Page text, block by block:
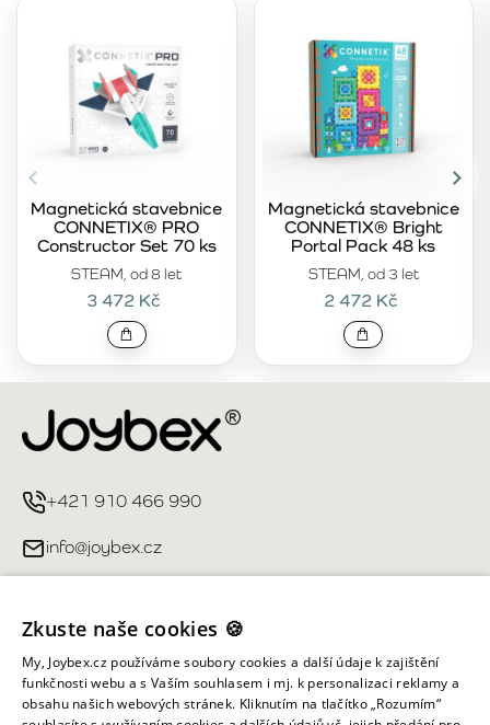
STEAM, od 8 let
Magnetická stavebnice
CONNETIX® PRO
Constructor Set 70 ks
3 472 Kč
STEAM, od 3 let
Magnetická stavebnice
CONNETIX® Bright
Portal Pack 48 ks
2 472 Kč
+421 910 466 990
info@joybex.cz
Můj účet
Informace obchodu
Zkuste naše cookies 🍪
My, Joybex.cz používáme soubory cookies a další údaje k zajištění
funkčnosti webu a s Vaším souhlasem i mj. k personalizaci reklamy a
obsahu našich webových stránek. Kliknutím na tlačítko „Rozumím“